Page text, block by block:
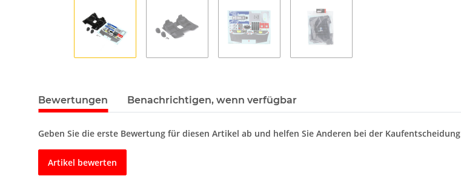
Bewertungen Benachrichtigen, wenn verfügbar
Geben Sie die erste Bewertung für diesen Artikel ab und helfen Sie Anderen bei der Kaufentscheidung
Artikel bewerten